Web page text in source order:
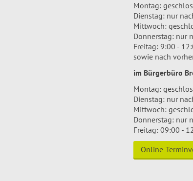
Montag:
Dienstag: nur
Mittwoch:
Donnerstag: nur
Freitag: 9:00 -
sowie nach
im Bürgerbüro
Montag:
Dienstag: nur
Mittwoch:
Donnerstag: nur
Freitag: 09:00 -
Online-